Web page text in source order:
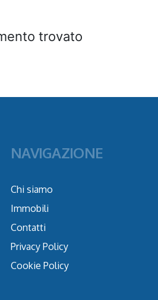
trovato
NAVIGAZIONE
Chi siamo
Immobili
Contatti
Privacy Policy
Cookie Policy